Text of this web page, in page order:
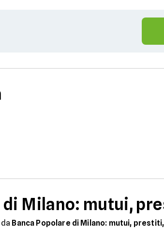
Milano: mutui,
Banca Popolare di Milano: mutui,